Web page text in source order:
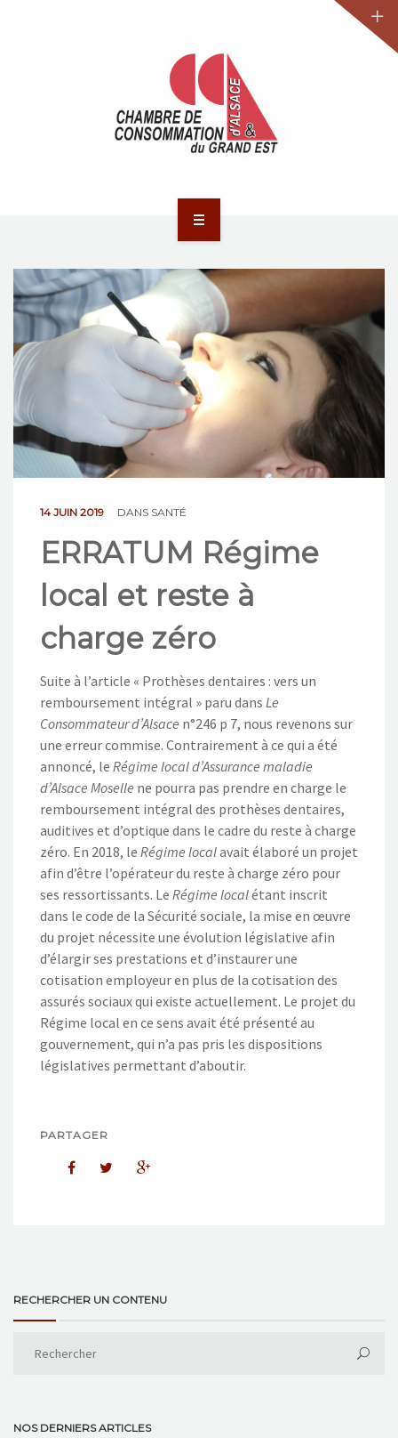
ACTUALITÉS
JURIDIQUE
LA CCA-GE
NOS ACTIONS
CONTACT
14 JUIN 2019 DANS SANTÉ
ERRATUM Régime
local et reste à
charge zéro
Suite à l’article « Prothèses dentaires : vers un
remboursement intégral » paru dans Le
Consommateur d’Alsace n°246 p 7, nous revenons sur
une erreur commise. Contrairement à ce qui a été
annoncé, le Régime local d’Assurance maladie
d’Alsace Moselle ne pourra pas prendre en charge le
remboursement intégral des prothèses dentaires,
auditives et d’optique dans le cadre du reste à charge
zéro. En 2018, le Régime localavait élaboré un projet
afin d’être l’opérateur du reste à charge zéro pour
ses ressortissants. Le Régime localétant inscrit
dans le code de la Sécurité sociale, la mise en œuvre
du projet nécessite une évolution législative afin
d’élargir ses prestations et d’instaurer une
cotisation employeur en plus de la cotisation des
assurés sociaux qui existe actuellement. Le projet du
Régime local en ce sens avait été présenté au
gouvernement, qui n’a pas pris les dispositions
législatives permettant d’aboutir.
PARTAGER
RECHERCHER UN CONTENU
NOS DERNIERS ARTICLES